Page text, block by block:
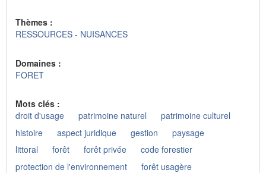
Thèmes :
RESSOURCES - NUISANCES
Domaines :
FORET
Mots clés :
droit d'usage
patrimoine naturel
patrimoine culturel
histoire
aspect juridique gestion
paysage
littoral
forêt forêt privée
code forestier
protection de l'environnement
forêt usagère